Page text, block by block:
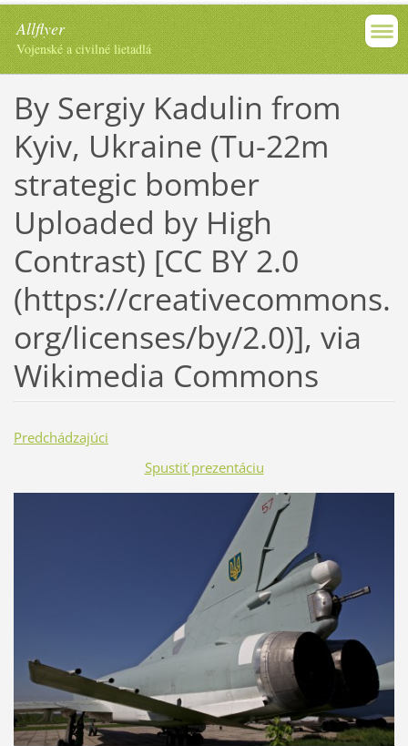
Allflyer
Vojenské a civilné lietadlá
By Sergiy Kadulin from
Kyiv, Ukraine (Tu-22m
strategic bomber
Uploaded by High
Contrast) [CC BY 2.0
(https://creativecommons.
org/licenses/by/2.0)], via
Wikimedia Commons
Predchádzajúci
Spustiť prezentáciu